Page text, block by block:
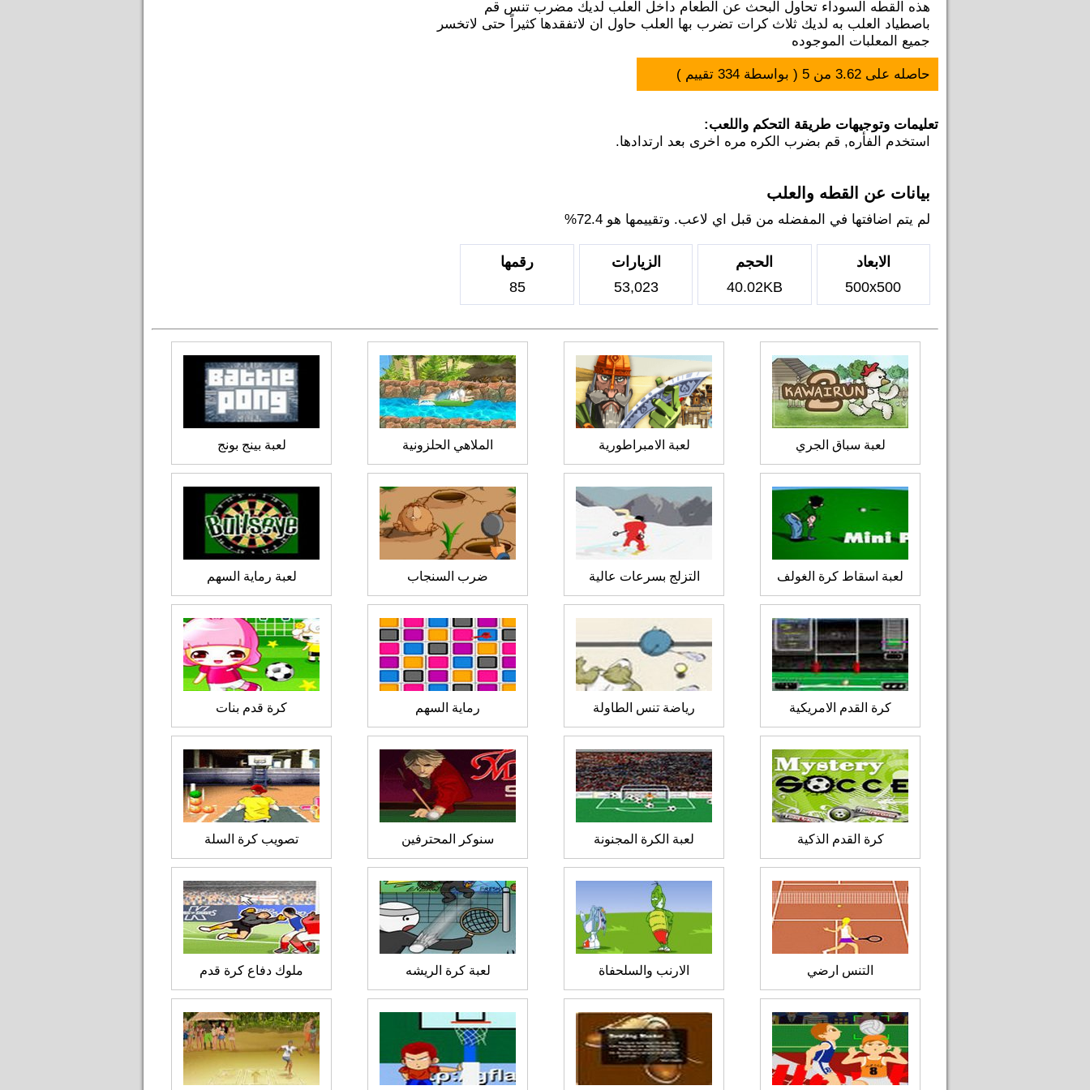
هذه القطه السوداء تحاول البحث عن الطعام داخل العلب لديك مضرب تنس قم
باصطياد العلب به لديك ثلاث كرات تضرب بها العلب حاول ان لاتفقدها كثيراً حتى لاتخسر
جميع المعلبات الموجوده
حاصله على 3.62 من 5 ( بواسطة 334 تقييم )
تعليمات وتوجيهات طريقة التحكم واللعب:
استخدم الفأره, قم بضرب الكره مره اخرى بعد ارتدادها.
بيانات عن القطه والعلب
لم يتم اضافتها في المفضله من قبل اي لاعب. وتقييمها هو 72.4%
الابعاد
500x500
الحجم
40.02KB
الزيارات
53,023
رقمها
85
لعبة سباق الجري لعبة الامبراطورية الملاهي الحلزونية لعبة بينج بونج
لعبة اسقاط كرة الغولف التزلج بسرعات عالية ضرب السنجاب لعبة رماية السهم
كرة القدم الامريكية رياضة تنس الطاولة رماية السهم كرة قدم بنات
كرة القدم الذكية لعبة الكرة المجنونة سنوكر المحترفين تصويب كرة السلة
التنس ارضي الارنب والسلحفاة لعبة كرة الريشه ملوك دفاع كرة قدم